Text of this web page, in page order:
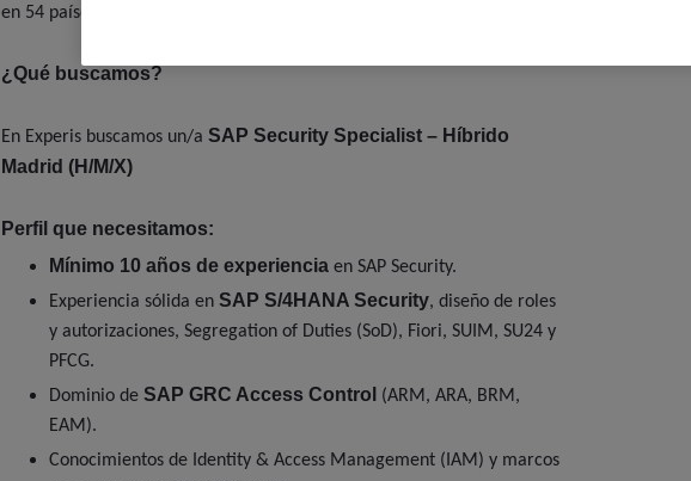
en 54 países.
¿Qué buscamos?
En Experis buscamos un/a SAP Security Specialist – Híbrido
Madrid (H/M/X)
Perfil que necesitamos:
Mínimo 10 años de experienciaen SAP Security.
Experiencia sólida en SAP S/4HANA Security, diseño de roles
y autorizaciones, Segregation of Duties (SoD), Fiori, SUIM, SU24 y
PFCG.
Dominio de SAP GRC Access Control (ARM, ARA, BRM,
EAM).
Conocimientos de Identity & Access Management (IAM) y marcos